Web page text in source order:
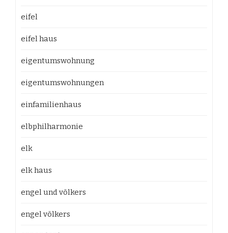
eifel
eifel haus
eigentumswohnung
eigentumswohnungen
einfamilienhaus
elbphilharmonie
elk
elk haus
engel und völkers
engel völkers